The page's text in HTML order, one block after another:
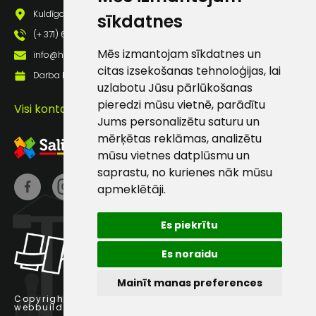
sīkdatnes
Mēs izmantojam sīkdatnes un
citas izsekošanas tehnoloģijas, lai
uzlabotu Jūsu pārlūkošanas
pieredzi mūsu vietnē, parādītu
Jums personalizētu saturu un
mērķētas reklāmas, analizētu
mūsu vietnes datplūsmu un
saprastu, no kurienes nāk mūsu
apmeklētāji.
Es piekrītu
Es noraidu
Mainīt manas preferences
Copyright © 2025 Hards SIA.
webbuilding.lv
Kuldīgas iela 69a, Saldus, Saldus nov., LV - 3801
(+ 371) 63 881 186
info@hards.lv
Darba laiks: Darbadienās: 8:00 - 17:00
Visi kontakti
Sūtīt ziņojumu
Klientu
atbalsts
Darbdienās:
(+371) 63 881
186
info@hards.lv